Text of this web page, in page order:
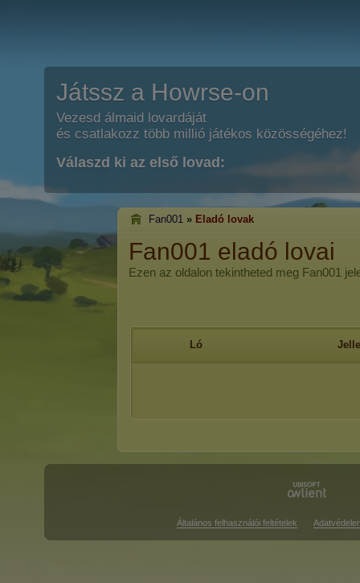
Játssz a Howrse-on
Vezesd álmaid lovardáját
és csatlakozz több millió játékos közösségéhez!
Válaszd ki az első lovad:
Fan001 » Eladó lovak
Fan001 eladó lovai
Ezen az oldalon tekintheted meg Fan001
Ló
Általános felhasználói feltételek